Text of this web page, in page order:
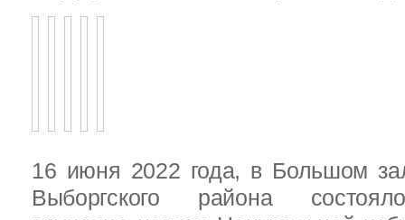
16 июня 2022 года, в Большом
Выборгского района